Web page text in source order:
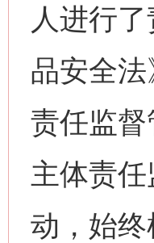
人进行
品安全
责任监
主体责
动，始